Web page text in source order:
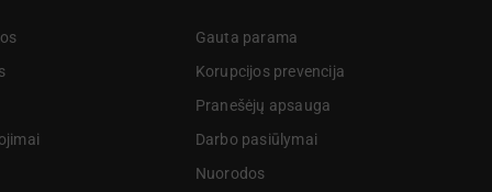
Gauta parama
Korupcijos prevencija
Pranešėjų apsauga
Darbo pasiūlymai
Nuorodos